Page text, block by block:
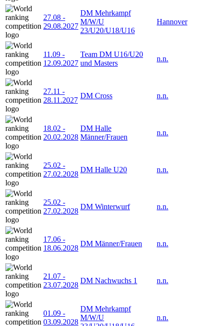
27.08 -
29.08.2027
DM Mehrkampf
M/W/U
23/U20/U18/U16
Hannover
11.09 -
12.09.2027
Team DM U16/U20
und Masters
n.n.
27.11 -
28.11.2027
DM Cross n.n.
18.02 -
20.02.2028
DM Halle
Männer/Frauen
n.n.
25.02 -
27.02.2028
DM Halle U20 n.n.
25.02 -
27.02.2028
DM Winterwurf n.n.
17.06 -
18.06.2028
DM Männer/Frauen n.n.
21.07 -
23.07.2028
DM Nachwuchs 1 n.n.
01.09 -
03.09.2028
DM Mehrkampf
M/W/U
n.n.